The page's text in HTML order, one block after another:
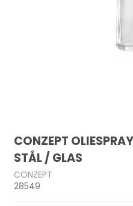
CONZEPT
STÅL / GLAS
CONZEPT
28549